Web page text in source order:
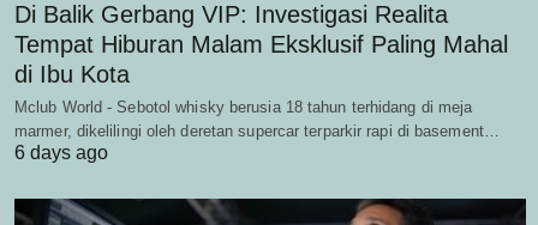
Di Balik Gerbang VIP: Investigasi Realita
Tempat Hiburan Malam Eksklusif Paling Mahal
di Ibu Kota
Mclub World - Sebotol whisky berusia 18 tahun terhidang di meja
marmer, dikelilingi oleh deretan supercar terparkir rapi di basement…
6 days ago